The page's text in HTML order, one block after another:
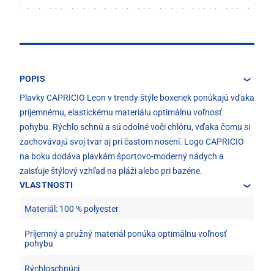
POPIS
Plavky CAPRICIO Leon v trendy štýle boxeriek ponúkajú vďaka
príjemnému, elastickému materiálu optimálnu voľnosť
pohybu. Rýchlo schnú a sú odolné voči chlóru, vďaka čomu si
zachovávajú svoj tvar aj pri častom nosení. Logo CAPRICIO
na boku dodáva plavkám športovo-moderný nádych a
zaisťuje štýlový vzhľad na pláži alebo pri bazéne.
VLASTNOSTI
Materiál: 100 % polyester
Príjemný a pružný materiál ponúka optimálnu voľnosť
pohybu
Rýchloschnúci